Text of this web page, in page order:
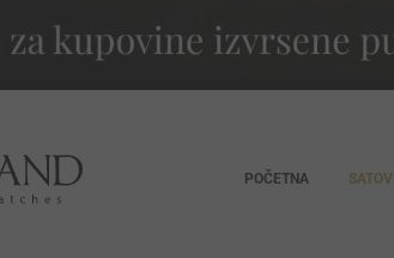
POČETNA SATOVI